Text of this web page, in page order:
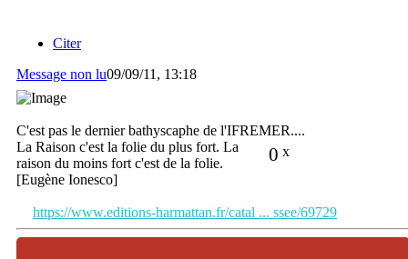
Citer
Message non lu09/09/11, 13:18
C'est pas le dernier bathyscaphe de l'IFREMER....
0 x
La Raison c'est la folie du plus fort. La
raison du moins fort c'est de la folie.
[Eugène Ionesco]
https://www.editions-harmattan.fr/catal ... ssee/69729